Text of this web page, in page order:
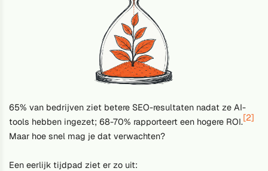
65% van bedrijven ziet betere SEO-resultaten nadat ze AI-
tools hebben ingezet; 68-70% rapporteert een hogere ROI.[2]
Maar hoe snel mag je dat verwachten?
Een eerlijk tijdpad ziet er zo uit: